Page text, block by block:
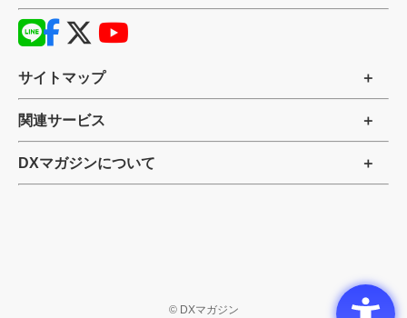
サイトマップ
関連サービス
DXマガジンについて
©DXマガジン